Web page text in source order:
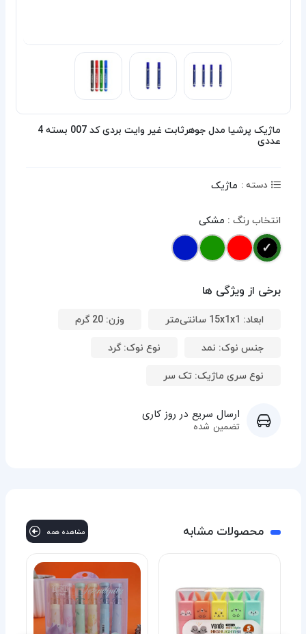
ماژیک پرشیا مدل جوهرثابت غیر وایت بردی کد 007 بسته 4
عددی
دسته : ماژیک
انتخاب رنگ : مشکی
برخی از ویژگی ها
ابعاد: 15x1x1 سانتی‌متر
وزن: 20 گرم
جنس نوک: نمد
نوع نوک: گرد
نوع سری ماژیک: تک سر
ارسال سریع در روز کاری
تضمین شده
محصولات مشابه مشاهده همه